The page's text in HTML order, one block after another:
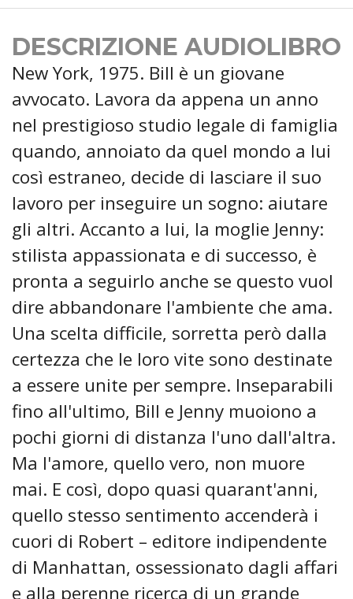
DESCRIZIONE AUDIOLIBRO
New York, 1975. Bill è un giovane
avvocato. Lavora da appena un anno
nel prestigioso studio legale di famiglia
quando, annoiato da quel mondo a lui
così estraneo, decide di lasciare il suo
lavoro per inseguire un sogno: aiutare
gli altri. Accanto a lui, la moglie Jenny:
stilista appassionata e di successo, è
pronta a seguirlo anche se questo vuol
dire abbandonare l'ambiente che ama.
Una scelta difficile, sorretta però dalla
certezza che le loro vite sono destinate
a essere unite per sempre. Inseparabili
fino all'ultimo, Bill e Jenny muoiono a
pochi giorni di distanza l'uno dall'altra.
Ma l'amore, quello vero, non muore
mai. E così, dopo quasi quarant'anni,
quello stesso sentimento accenderà i
cuori di Robert – editore indipendente
di Manhattan, ossessionato dagli affari
e alla perenne ricerca di un grande